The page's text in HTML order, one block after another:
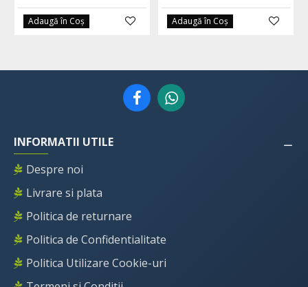
Adaugă în Coş Adaugă în Coş
INFORMATII UTILE
Despre noi
Livrare si plata
Politica de returnare
Politica de Confidentialitate
Politica Utilizare Cookie-uri